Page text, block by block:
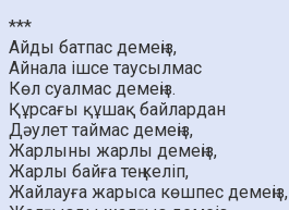
***
Айды батпас демеңіз,
Айнала ішсе таусылмас
Көл суалмас демеңіз.
Құрсағы құшақ байлардан
Дәулет таймас демеңіз,
Жарлыны жарлы демеңіз,
Жарлы байға тең келіп,
Жайлауға жарыса көшпес демеңіз,